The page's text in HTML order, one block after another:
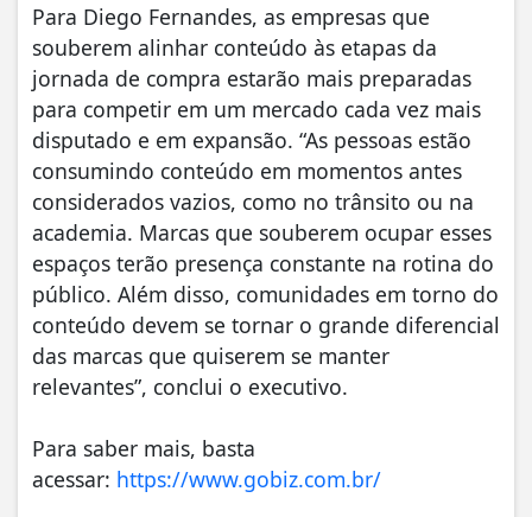
Para Diego Fernandes, as empresas que
souberem alinhar conteúdo às etapas da
jornada de compra estarão mais preparadas
para competir em um mercado cada vez mais
disputado e em expansão. “As pessoas estão
consumindo conteúdo em momentos antes
considerados vazios, como no trânsito ou na
academia. Marcas que souberem ocupar esses
espaços terão presença constante na rotina do
público. Além disso, comunidades em torno do
conteúdo devem se tornar o grande diferencial
das marcas que quiserem se manter
relevantes”, conclui o executivo.
Para saber mais, basta
acessar: https://www.gobiz.com.br/